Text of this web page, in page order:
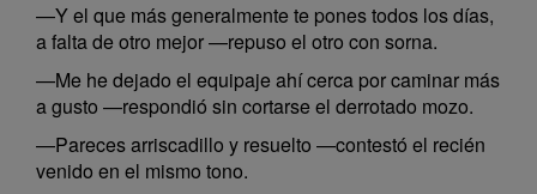
—Y el que más generalmente te pones todos los días,
a falta de otro mejor —repuso el otro con sorna.
—Me he dejado el equipaje ahí cerca por caminar más
a gusto —respondió sin cortarse el derrotado mozo.
—Pareces arriscadillo y resuelto —contestó el recién
venido en el mismo tono.